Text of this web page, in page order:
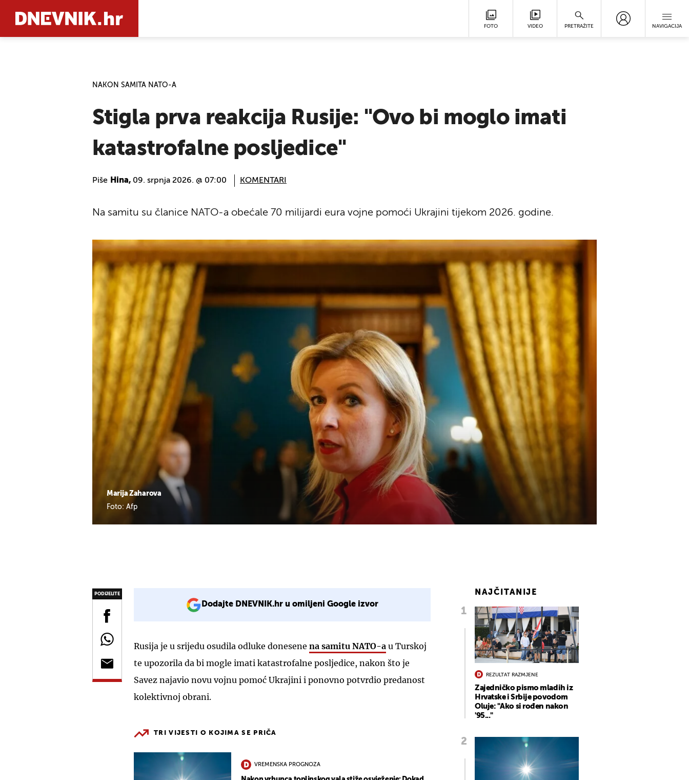
FOTO VIDEO PRETRAŽITE NAVIGACIJA
NAKON SAMITA NATO-A
Stigla prva reakcija Rusije: "Ovo bi moglo imati
katastrofalne posljedice"
Piše Hina, 09. srpnja 2026. @ 07:00 KOMENTARI
Marija Zaharova
Foto: Afp
Na samitu su članice NATO-a obećale 70 milijardi eura vojne pomoći Ukrajini tijekom 2026. godine.
PODIJELITE
Dodajte DNEVNIK.hr u omiljeni Google izvor
Rusija je u srijedu osudila odluke donesene na samitu NATO-a u Turskoj
te upozorila da bi mogle imati katastrofalne posljedice, nakon što je
Savez najavio novu vojnu pomoć Ukrajini i ponovno potvrdio predanost
kolektivnoj obrani.
TRI VIJESTI O KOJIMA SE PRIČA
VREMENSKA PROGNOZA
NAJČITANIJE
REZULTAT RAZMJENE
Zajedničko pismo mladih iz
Hrvatske i Srbije povodom
Oluje: "Ako si rođen nakon
'95..."